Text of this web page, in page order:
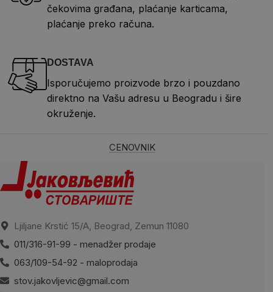
čekovima građana, plaćanje karticama,
plaćanje preko računa.
DOSTAVA
Isporučujemo proizvode brzo i pouzdano
direktno na Vašu adresu u Beogradu i šire
okruženje.
CENOVNIK
Ljiljane Krstić 15/A, Beograd, Zemun 11080
011/316-91-99 - menadžer prodaje
063/109-54-92 - maloprodaja
stov.jakovljevic@gmail.com